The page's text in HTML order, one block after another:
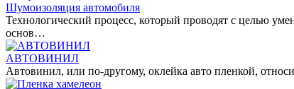
Шумоизоляция автомобиля
Технологический процесс, который проводят с целью
основ…
АВТОВИНИЛ
Автовинил, или по-другому, оклейка авто пленкой,